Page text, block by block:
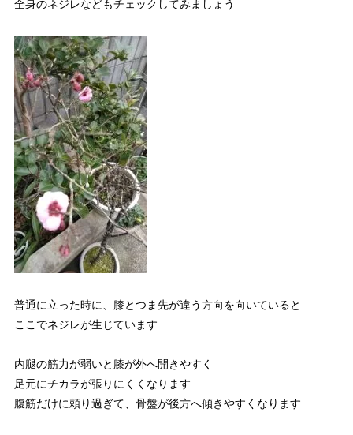
全身のネジレなどもチェックしてみましょう
普通に立った時に、膝とつま先が違う方向を向いていると
ここでネジレが生じています
内腿の筋力が弱いと膝が外へ開きやすく
足元にチカラが張りにくくなります
腹筋だけに頼り過ぎて、骨盤が後方へ傾きやすくなります